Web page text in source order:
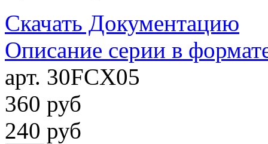
Скачать Документацию
Описание серии в
арт. 30FCX05
360 руб
240 руб